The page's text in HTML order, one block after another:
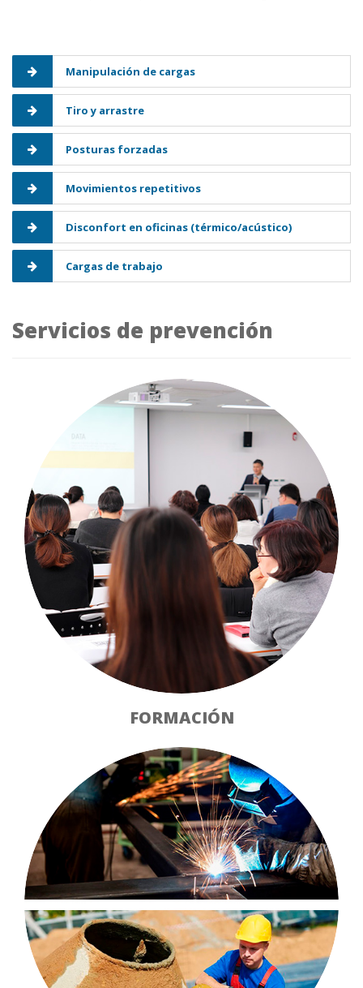
Manipulación de cargas
Tiro y arrastre
Posturas forzadas
Movimientos repetitivos
Disconfort en oficinas (térmico/acústico)
Cargas de trabajo
Servicios de prevención
FORMACIÓN